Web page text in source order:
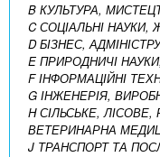
B КУЛЬТУРА,
C СОЦІАЛЬНІ НАУКИ,
D БІЗНЕС,
E ПРИРОДНИЧІ
F ІНФОРМАЦІЙНІ
G ІНЖЕНЕРІЯ,
H СІЛЬСЬКЕ,
ВЕТЕРИНАРНА
J ТРАНСПОРТ ТА